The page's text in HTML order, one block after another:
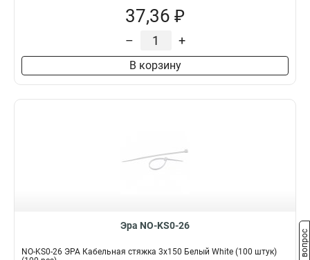
37,36 ₽
– +
В корзину
Эра NO-KS0-26
NO-KS0-26 ЭРА Кабельная стяжка 3х150 Белый White (100 штук)